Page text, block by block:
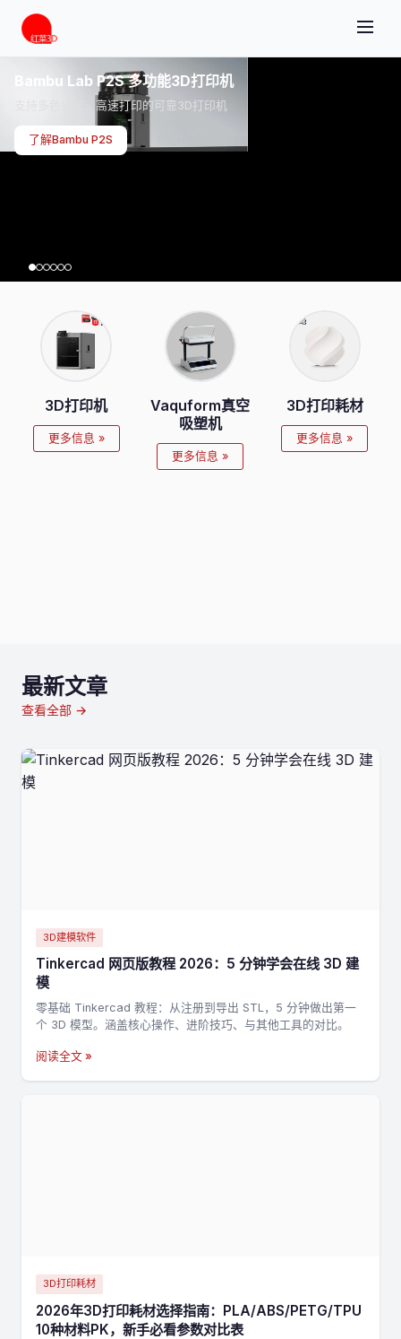
Bambu Lab P2S 多功能3D打印机
支持多色打印、高速打印的可靠3D打印机
了解Bambu P2S
3D打印机
更多信息 »
Vaquform真空
吸塑机
更多信息 »
3D打印耗材
更多信息 »
最新文章
查看全部 →
3D建模软件
Tinkercad 网页版教程 2026：5 分钟学会在线 3D 建
模
零基础 Tinkercad 教程：从注册到导出 STL，5 分钟做出第一
个 3D 模型。涵盖核心操作、进阶技巧、与其他工具的对比。
阅读全文 »
3D打印耗材
2026年3D打印耗材选择指南：PLA/ABS/PETG/TPU
10种材料PK，新手必看参数对比表